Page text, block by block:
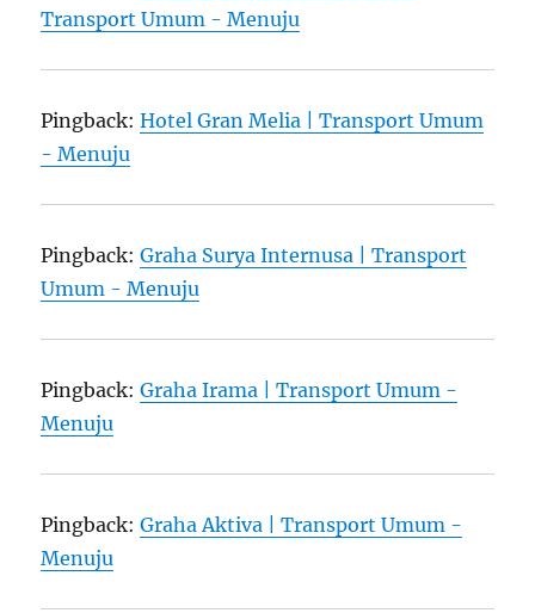
Transport Umum - Menuju
Pingback:Hotel Gran Melia | Transport Umum
- Menuju
Pingback:Graha Surya Internusa | Transport
Umum - Menuju
Pingback:Graha Irama | Transport Umum -
Menuju
Pingback:Graha Aktiva | Transport Umum -
Menuju